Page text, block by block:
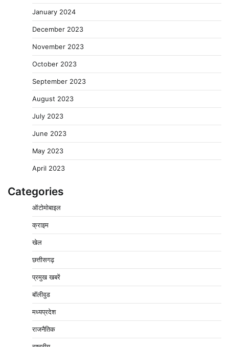
January 2024
December 2023
November 2023
October 2023
September 2023
August 2023
July 2023
June 2023
May 2023
April 2023
Categories
ऑटोमोबाइल
क्राइम
खेल
छत्तीसगढ़
प्रमुख खबरें
बॉलीवुड
मध्यप्रदेश
राजनैतिक
मजदूर महासंघ ने सौंपा ज्ञापन